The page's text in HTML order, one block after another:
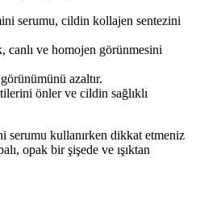
serumu, cildin kollajen sentezini
canlı ve homojen görünmesini
azaltır.
önler ve cildin sağlıklı
serumu kullanırken dikkat etmeniz
opak bir şişede ve ışıktan